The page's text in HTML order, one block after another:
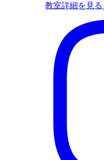
教室詳細を見る